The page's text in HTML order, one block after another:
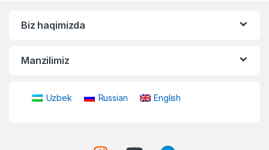
Biz haqimizda
Manzilimiz
Uzbek Russian English